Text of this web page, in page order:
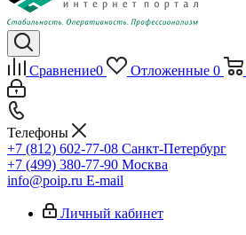
Сравнение0 Отложенные 0
Телефоны
+7 (812) 602-77-08 Санкт-Петербург
+7 (499) 380-77-90 Москва
info@poip.ru E-mail
Личный кабинет